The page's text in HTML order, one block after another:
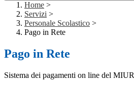
Home >
Servizi >
Personale Scolastico >
Pago in Rete
Pago in Rete
Sistema dei pagamenti on line del MIUR